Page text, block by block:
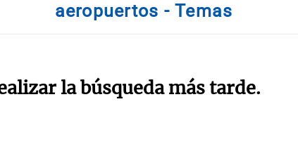
aeropuertos - Temas
la búsqueda más tarde.